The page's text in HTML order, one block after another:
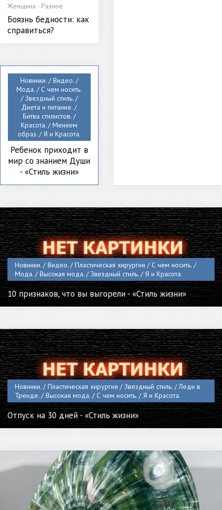
Женщина - Разное
Боязнь бедности: как
справиться?
Новинки. / Видео. /
Мода. / С чем носить.
/ Звездный стиль. /
Диета и питание. /
Битва стилистов. /
Красота. / Меняем
образ. / Я и Красота.
Ребенок приходит в
мир со знанием Души
- «Стиль жизни»
Новинки. / Видео. / Пластическая хирургия / С чем носить. /
Мода. / Высокая мода. / Звездный стиль. / Я и Красота.
10 признаков, что вы выгорели - «Стиль жизни»
Новинки. / Пластическая хирургия / Звездный стиль. / Леди в
Тренде. / Высокая мода. / С чем носить. / Я и Красота.
Отпуск на 30 дней - «Стиль жизни»